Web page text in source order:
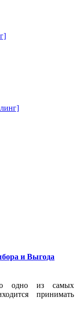
и Выгода
одно из самых
принимать